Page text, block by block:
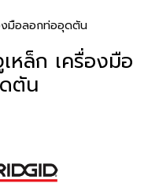
งมือลอกท่ออุดตัน
หล็ก เครื่องมือ
ตัน